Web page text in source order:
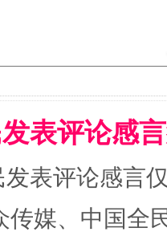
"炒
表评论感
表评论感言
传媒、中国全